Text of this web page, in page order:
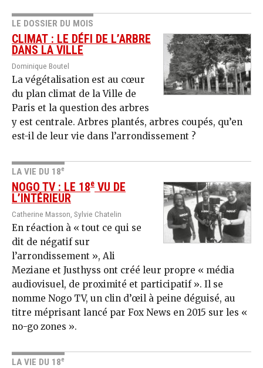
LE DOSSIER DU MOIS
CLIMAT : LE DÉFI DE L’ARBRE
DANS LA VILLE
Dominique Boutel
La végétalisation est au cœur
du plan climat de la Ville de
Paris et la question des arbres
y est centrale. Arbres plantés, arbres coupés, qu’en
est-il de leur vie dans l’arrondissement ?
LA VIE DU 18e
NOGO TV : LE 18e VU DE
L’INTÉRIEUR
Catherine Masson, Sylvie Chatelin
En réaction à « tout ce qui se
dit de négatif sur
l’arrondissement », Ali
Meziane et Justhyss ont créé leur propre « média
audiovisuel, de proximité et participatif ». Il se
nomme Nogo TV, un clin d’œil à peine déguisé, au
titre méprisant lancé par Fox News en 2015 sur les «
no-go zones ».
LA VIE DU 18e